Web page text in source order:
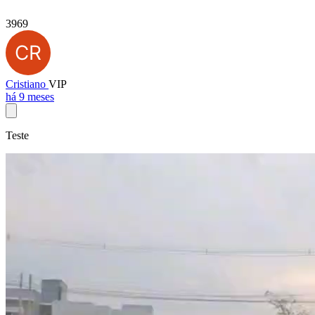
3969
Cristiano VIP
há 9 meses
Teste